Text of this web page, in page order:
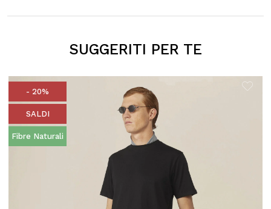
SUGGERITI PER TE
- 20%
SALDI
Fibre Naturali